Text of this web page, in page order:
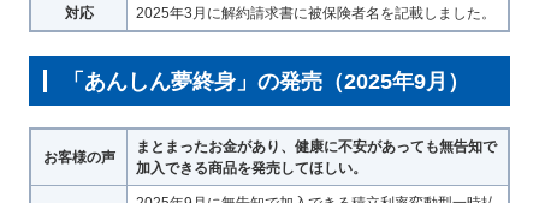
変額保険
マーケットリンク
対応 2025年3月に解約請求書に被保険者名を記載しました。
「あんしん夢終身」の発売（2025年9月）
お客様の声
まとまったお金があり、健康に不安があっても無告知で
加入できる商品を発売してほしい。